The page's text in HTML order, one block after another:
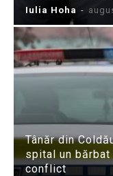
Iulia Hoha -
Tânăr din
spital un
conflict